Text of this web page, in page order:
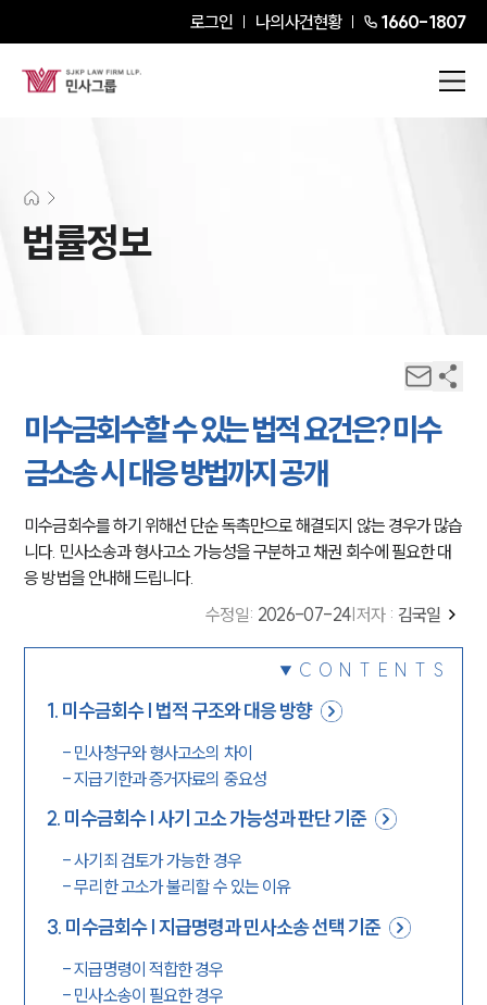
로그인 나의사건현황 1660-1807
법률정보
미수금회수할 수 있는 법적 요건은? 미수
금소송 시 대응 방법까지 공개
미수금회수를 하기 위해선 단순 독촉만으로 해결되지 않는 경우가 많습
니다. 민사소송과 형사고소 가능성을 구분하고 채권 회수에 필요한 대
응 방법을 안내해 드립니다.
수정일: 2026-07-24 저자 : 김국일
CONTENTS
1. 미수금회수 | 법적 구조와 대응 방향
- 민사청구와 형사고소의 차이
-지급기한과 증거자료의 중요성
2. 미수금회수 | 사기 고소 가능성과 판단 기준
-사기죄 검토가 가능한 경우
-무리한 고소가 불리할 수 있는 이유
3. 미수금회수 | 지급명령과 민사소송 선택 기준
-지급명령이 적합한 경우
- 민사소송이 필요한 경우